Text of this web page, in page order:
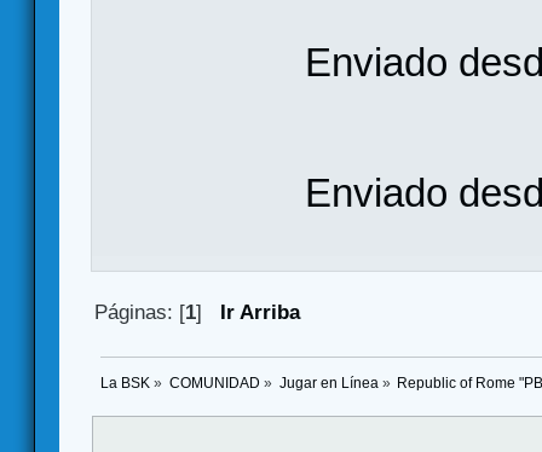
Enviado
Enviado
Páginas: [1] Ir Arriba
La BSK » COMUNIDAD » Jugar en Línea » Republic of Rome